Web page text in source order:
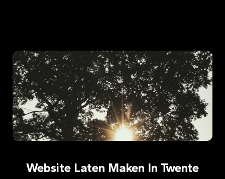
Website Laten Maken In Twente